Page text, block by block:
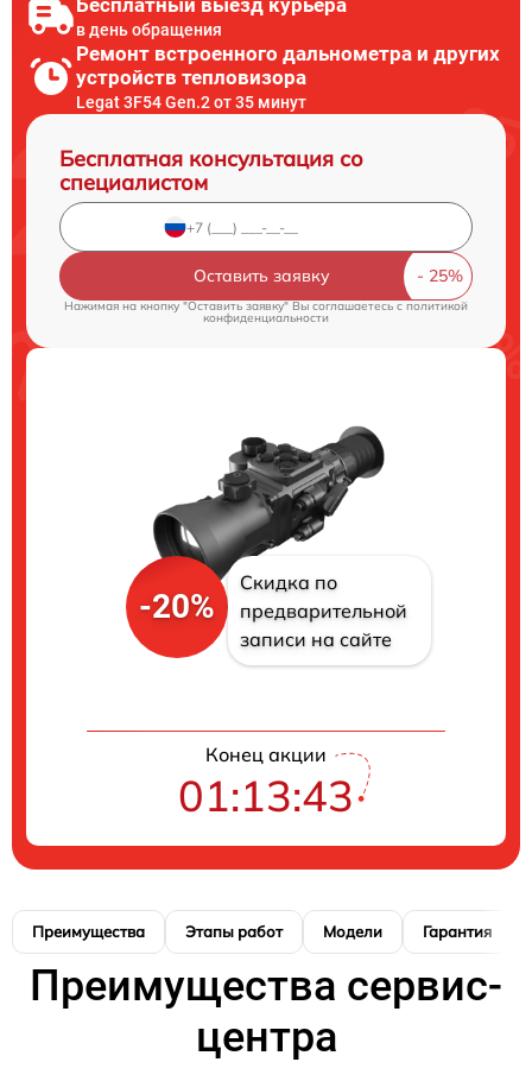
в день обращения
Ремонт встроенного дальнометра и других
устройств тепловизора
Legat 3F54 Gen.2 от 35 минут
Бесплатная консультация со
специалистом
Оставить заявку
Нажимая на кнопку "Оставить заявку" Вы соглашаетесь c политикой
конфиденциальности
-20%
Скидка по
предварительной
записи на сайте
Конец акции
01:13:42
Преимущества Этапы работ Модели Гарантия
Преимущества сервис-
центра